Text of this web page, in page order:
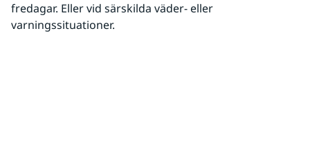
fredagar. Eller vid särskilda väder- eller
varningssituationer.